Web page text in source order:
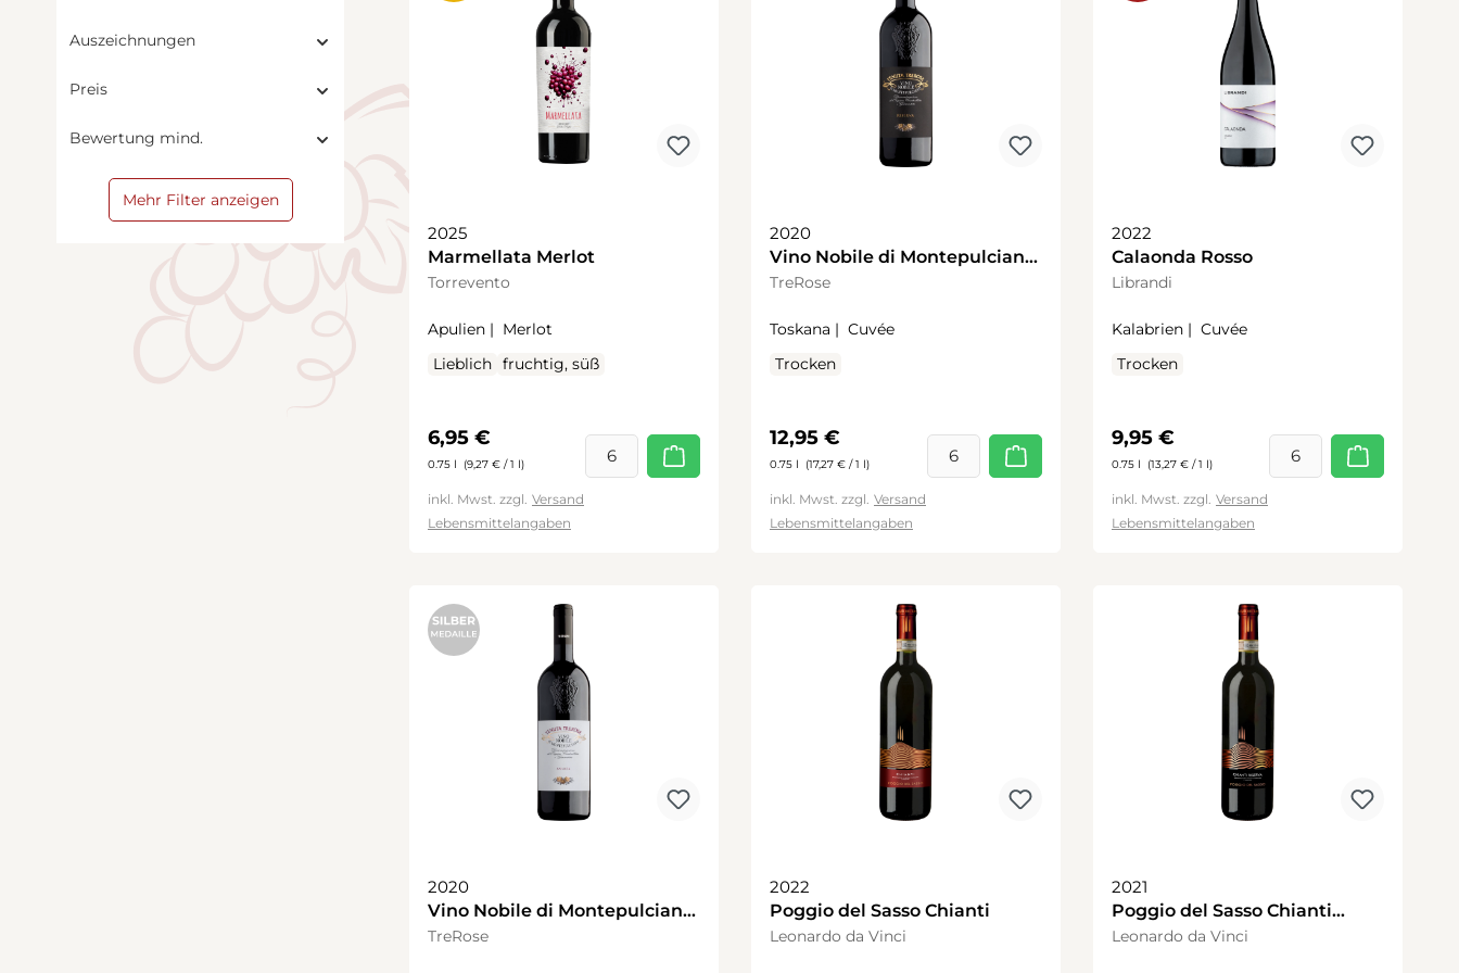
Auszeichnungen
Preis
Bewertung mind.
Mehr Filter anzeigen
2025
Marmellata Merlot
Torrevento
Apulien | Merlot
Lieblich fruchtig, süß
Regulärer Preis:
6,95 €
0.75 l (9,27 € / 1 l)
inkl. Mwst. zzgl. Versand
Lebensmittelangaben
2020
Vino Nobile di Montepulciano
Riserva
TreRose
Toskana | Cuvée
Trocken
Regulärer Preis:
12,95 €
0.75 l (17,27 € / 1 l)
inkl. Mwst. zzgl. Versand
Lebensmittelangaben
2022
Calaonda Rosso
Librandi
Kalabrien | Cuvée
Trocken
Regulärer Preis:
9,95 €
0.75 l (13,27 € / 1 l)
inkl. Mwst. zzgl. Versand
Lebensmittelangaben
2020
Vino Nobile di Montepulciano
DOCG
TreRose
2022
Poggio del Sasso Chianti
Leonardo da Vinci
2021
Poggio del Sasso Chianti
Riserva
Leonardo da Vinci